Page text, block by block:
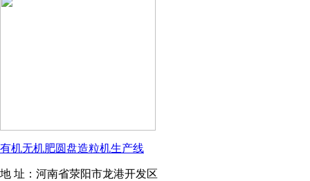
有机无机肥圆盘造粒机生产线
地 址：河南省荥阳市龙港开发区